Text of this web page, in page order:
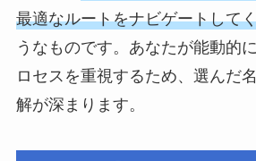
最適なルートをナビゲートして
うなものです。あなたが能動的
ロセスを重視するため、選んだ
解が深まります。